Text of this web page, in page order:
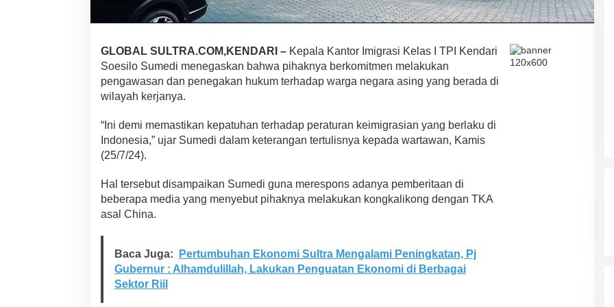
i
n
n
K
o
a
l
k
o
e
g
a
GLOBAL SULTRA.COM,KENDARI – Kepala Kantor Imigrasi Kelas I TPI Kendari
Soesilo Sumedi menegaskan bahwa pihaknya berkomitmen melakukan
pengawasan dan penegakan hukum terhadap warga negara asing yang berada di
wilayah kerjanya.
“Ini demi memastikan kepatuhan terhadap peraturan keimigrasian yang berlaku di
Indonesia,” ujar Sumedi dalam keterangan tertulisnya kepada wartawan, Kamis
(25/7/24).
Hal tersebut disampaikan Sumedi guna merespons adanya pemberitaan di
beberapa media yang menyebut pihaknya melakukan kongkalikong dengan TKA
asal China.
Baca Juga:
Pertumbuhan Ekonomi Sultra Mengalami Peningkatan, Pj
Gubernur : Alhamdulillah, Lakukan Penguatan Ekonomi di Berbagai
Sektor Riil
Ada Satu Putaran”